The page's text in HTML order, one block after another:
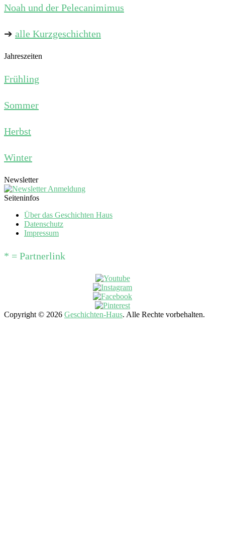
Noah und der Pelecanimimus
➔ alle Kurzgeschichten
Jahreszeiten
Frühling
Sommer
Herbst
Winter
Newsletter
Seiteninfos
Über das Geschichten Haus
Datenschutz
Impressum
* = Partnerlink
Copyright © 2026 Geschichten-Haus. Alle Rechte vorbehalten.